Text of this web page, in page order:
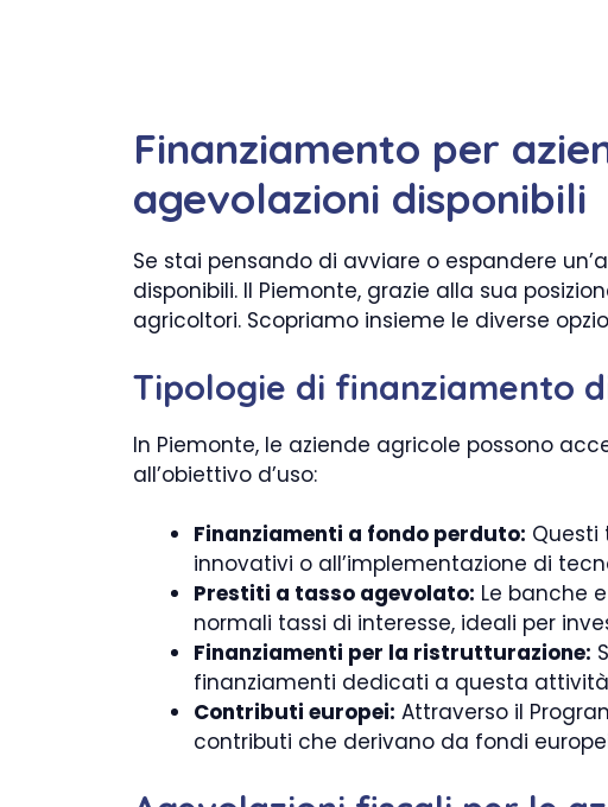
Finanziamento per
agevolazioni disponibili
Se stai pensando di avviare o espandere
disponibili. Il Piemonte, grazie alla sua
agricoltori. Scopriamo insieme le diverse
Tipologie di finanziamento
In Piemonte, le aziende agricole possono
all’obiettivo d’uso:
Finanziamenti a fondo perduto: Questi
innovativi o all’implementazione di
Prestiti a tasso agevolato: Le banche
normali tassi di interesse, ideali per
Finanziamenti per la ristrutturazione:
finanziamenti dedicati a questa
Contributi europei: Attraverso il
contributi che derivano da fondi